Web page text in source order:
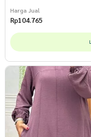
Harga Jual
Rp104.765